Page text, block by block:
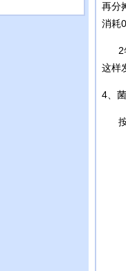
再分
消耗
2年
这样
4、
按